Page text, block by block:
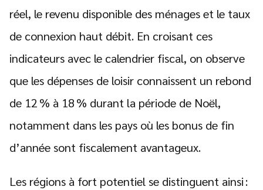
réel, le revenu disponible des ménages et le taux
de connexion haut débit. En croisant ces
indicateurs avec le calendrier fiscal, on observe
que les dépenses de loisir connaissent un rebond
de 12 % à 18 % durant la période de Noël,
notamment dans les pays où les bonus de fin
d’année sont fiscalement avantageux.
Les régions à fort potentiel se distinguent ainsi :